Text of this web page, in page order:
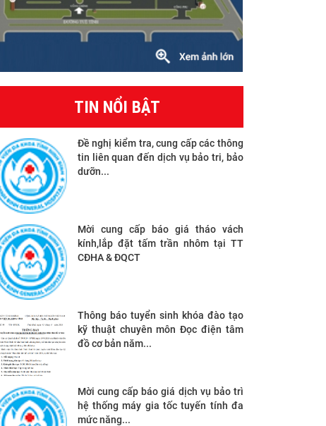
TIN NỔI BẬT
Đề nghị kiểm tra, cung cấp các thông
tin liên quan đến dịch vụ bảo tri, bảo
dưỡn...
Mời cung cấp báo giá tháo vách
kính,lắp đặt tấm trần nhôm tại TT
CĐHA & ĐQCT
Thông báo tuyển sinh khóa đào tạo
kỹ thuật chuyên môn Đọc điện tâm
đồ cơ bản năm...
Mời cung cấp báo giá dịch vụ bảo trì
hệ thống máy gia tốc tuyến tính đa
mức năng...